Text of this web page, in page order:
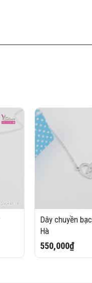
Dây chuyền
Hà
550,000₫